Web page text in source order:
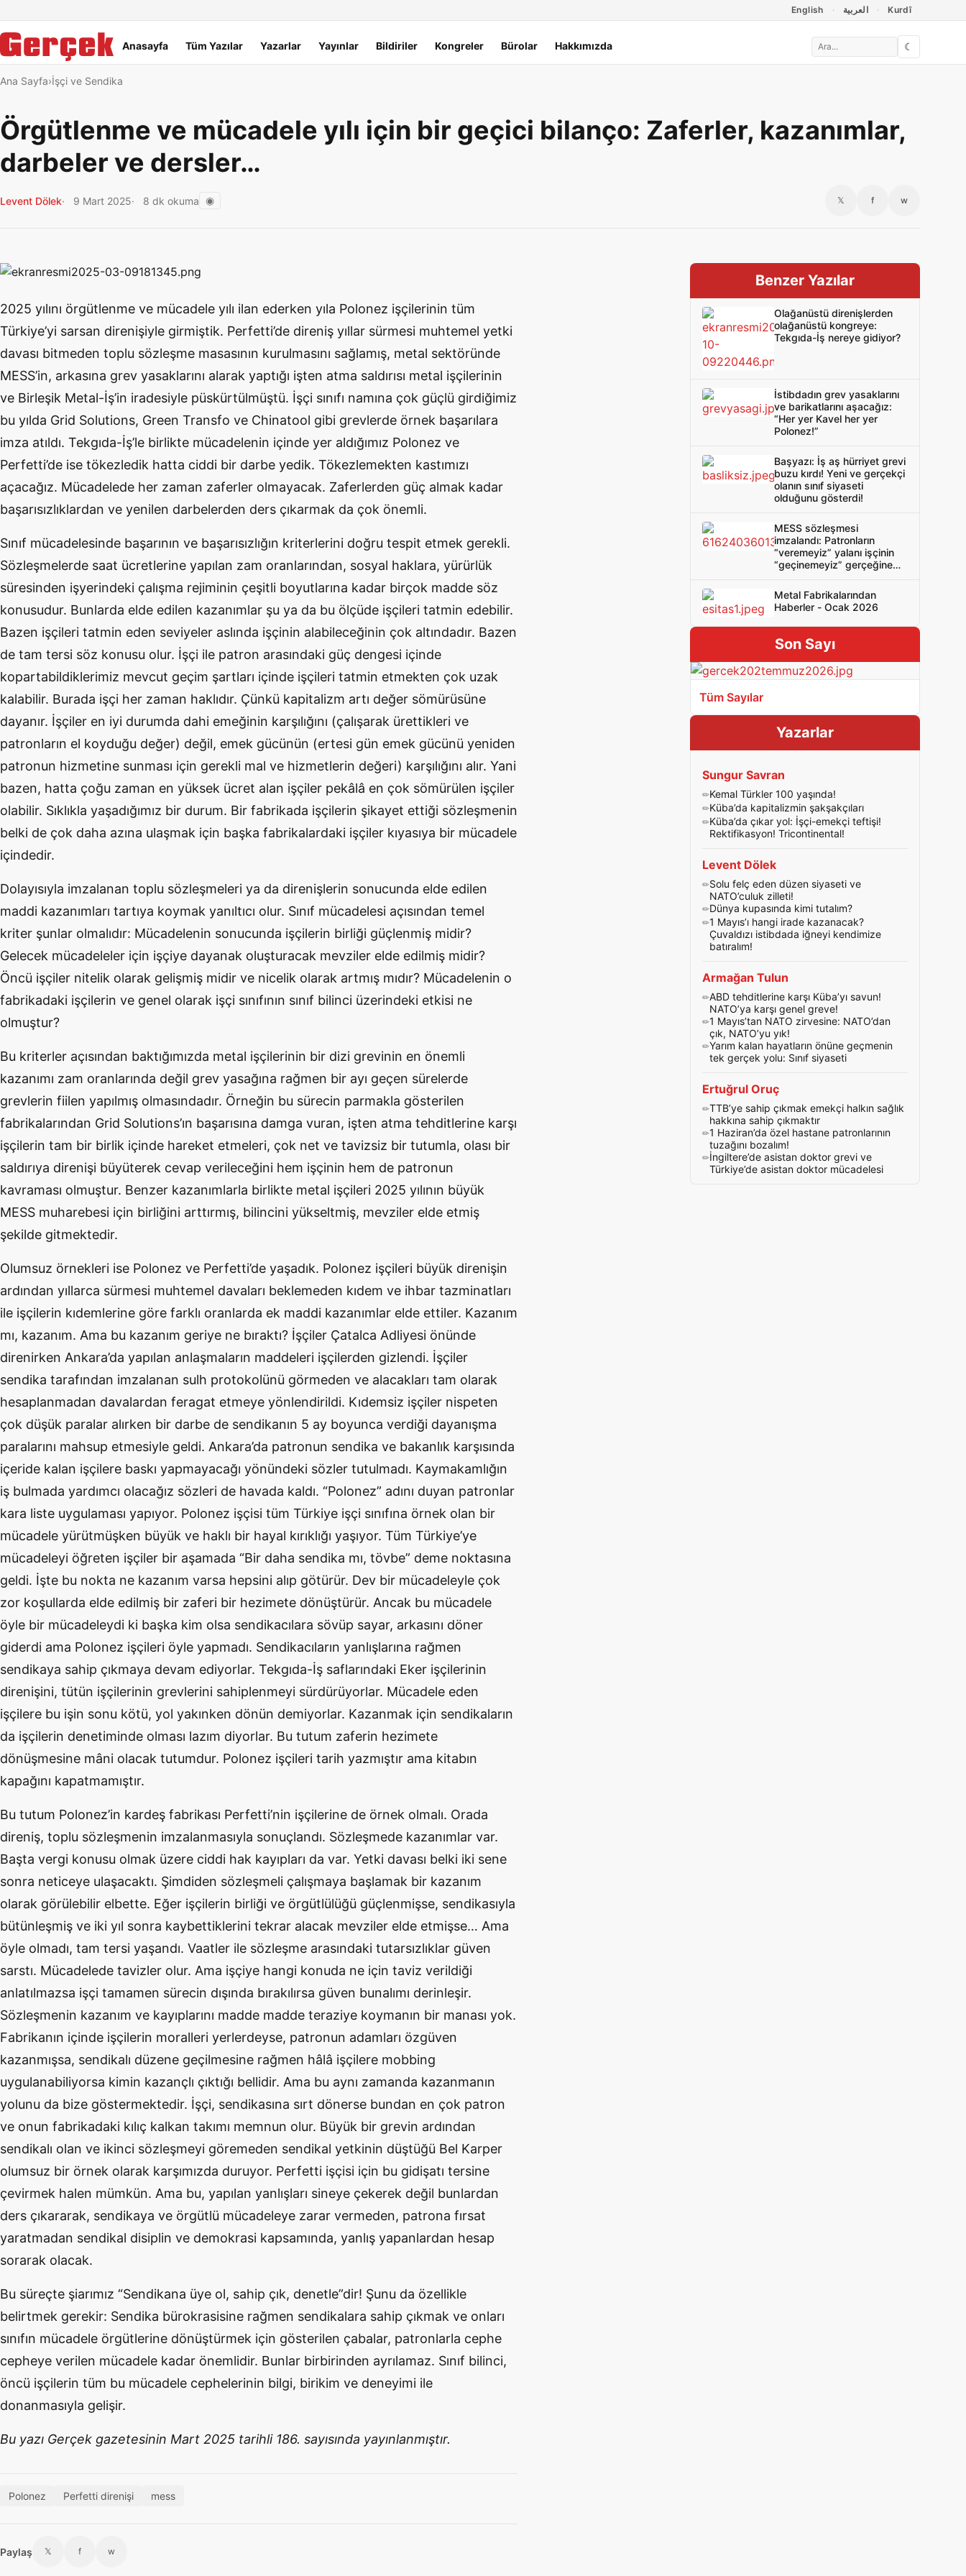
English العربية Kurdî
Ana menü
Anasayfa Tüm Yazılar Yazarlar Yayınlar Bildiriler Kongreler Bürolar Hakkımızda ☾
Ana Sayfa İşçi ve Sendika
Örgütlenme ve mücadele yılı için bir geçici bilanço: Zaferler, kazanımlar,
darbeler ve dersler…
Levent Dölek 9 Mart 2025 8 dk okuma ◉ 𝕏 f w
2025 yılını örgütlenme ve mücadele yılı ilan ederken yıla Polonez işçilerinin tüm
Türkiye’yi sarsan direnişiyle girmiştik. Perfetti’de direniş yıllar sürmesi muhtemel yetki
davası bitmeden toplu sözleşme masasının kurulmasını sağlamış, metal sektöründe
MESS’in, arkasına grev yasaklarını alarak yaptığı işten atma saldırısı metal işçilerinin
ve Birleşik Metal-İş’in iradesiyle püskürtülmüştü. İşçi sınıfı namına çok güçlü girdiğimiz
bu yılda Grid Solutions, Green Transfo ve Chinatool gibi grevlerde örnek başarılara
imza atıldı. Tekgıda-İş’le birlikte mücadelenin içinde yer aldığımız Polonez ve
Perfetti’de ise tökezledik hatta ciddi bir darbe yedik. Tökezlemekten kastımızı
açacağız. Mücadelede her zaman zaferler olmayacak. Zaferlerden güç almak kadar
başarısızlıklardan ve yenilen darbelerden ders çıkarmak da çok önemli.
Sınıf mücadelesinde başarının ve başarısızlığın kriterlerini doğru tespit etmek gerekli.
Sözleşmelerde saat ücretlerine yapılan zam oranlarından, sosyal haklara, yürürlük
süresinden işyerindeki çalışma rejiminin çeşitli boyutlarına kadar birçok madde söz
konusudur. Bunlarda elde edilen kazanımlar şu ya da bu ölçüde işçileri tatmin edebilir.
Bazen işçileri tatmin eden seviyeler aslında işçinin alabileceğinin çok altındadır. Bazen
de tam tersi söz konusu olur. İşçi ile patron arasındaki güç dengesi içinde
kopartabildiklerimiz mevcut geçim şartları içinde işçileri tatmin etmekten çok uzak
kalabilir. Burada işçi her zaman haklıdır. Çünkü kapitalizm artı değer sömürüsüne
dayanır. İşçiler en iyi durumda dahi emeğinin karşılığını (çalışarak ürettikleri ve
patronların el koyduğu değer) değil, emek gücünün (ertesi gün emek gücünü yeniden
patronun hizmetine sunması için gerekli mal ve hizmetlerin değeri) karşılığını alır. Yani
bazen, hatta çoğu zaman en yüksek ücret alan işçiler pekâlâ en çok sömürülen işçiler
olabilir. Sıklıkla yaşadığımız bir durum. Bir fabrikada işçilerin şikayet ettiği sözleşmenin
belki de çok daha azına ulaşmak için başka fabrikalardaki işçiler kıyasıya bir mücadele
içindedir.
Dolayısıyla imzalanan toplu sözleşmeleri ya da direnişlerin sonucunda elde edilen
maddi kazanımları tartıya koymak yanıltıcı olur. Sınıf mücadelesi açısından temel
kriter şunlar olmalıdır: Mücadelenin sonucunda işçilerin birliği güçlenmiş midir?
Gelecek mücadeleler için işçiye dayanak oluşturacak mevziler elde edilmiş midir?
Öncü işçiler nitelik olarak gelişmiş midir ve nicelik olarak artmış mıdır? Mücadelenin o
fabrikadaki işçilerin ve genel olarak işçi sınıfının sınıf bilinci üzerindeki etkisi ne
olmuştur?
Bu kriterler açısından baktığımızda metal işçilerinin bir dizi grevinin en önemli
kazanımı zam oranlarında değil grev yasağına rağmen bir ayı geçen sürelerde
grevlerin fiilen yapılmış olmasındadır. Örneğin bu sürecin parmakla gösterilen
fabrikalarından Grid Solutions’ın başarısına damga vuran, işten atma tehditlerine karşı
işçilerin tam bir birlik içinde hareket etmeleri, çok net ve tavizsiz bir tutumla, olası bir
saldırıya direnişi büyüterek cevap verileceğini hem işçinin hem de patronun
kavraması olmuştur. Benzer kazanımlarla birlikte metal işçileri 2025 yılının büyük
MESS muharebesi için birliğini arttırmış, bilincini yükseltmiş, mevziler elde etmiş
şekilde gitmektedir.
Olumsuz örnekleri ise Polonez ve Perfetti’de yaşadık. Polonez işçileri büyük direnişin
ardından yıllarca sürmesi muhtemel davaları beklemeden kıdem ve ihbar tazminatları
ile işçilerin kıdemlerine göre farklı oranlarda ek maddi kazanımlar elde ettiler. Kazanım
mı, kazanım. Ama bu kazanım geriye ne bıraktı? İşçiler Çatalca Adliyesi önünde
direnirken Ankara’da yapılan anlaşmaların maddeleri işçilerden gizlendi. İşçiler
sendika tarafından imzalanan sulh protokolünü görmeden ve alacakları tam olarak
hesaplanmadan davalardan feragat etmeye yönlendirildi. Kıdemsiz işçiler nispeten
çok düşük paralar alırken bir darbe de sendikanın 5 ay boyunca verdiği dayanışma
paralarını mahsup etmesiyle geldi. Ankara’da patronun sendika ve bakanlık karşısında
içeride kalan işçilere baskı yapmayacağı yönündeki sözler tutulmadı. Kaymakamlığın
iş bulmada yardımcı olacağız sözleri de havada kaldı. “Polonez” adını duyan patronlar
kara liste uygulaması yapıyor. Polonez işçisi tüm Türkiye işçi sınıfına örnek olan bir
mücadele yürütmüşken büyük ve haklı bir hayal kırıklığı yaşıyor. Tüm Türkiye’ye
mücadeleyi öğreten işçiler bir aşamada “Bir daha sendika mı, tövbe” deme noktasına
geldi. İşte bu nokta ne kazanım varsa hepsini alıp götürür. Dev bir mücadeleyle çok
zor koşullarda elde edilmiş bir zaferi bir hezimete dönüştürür. Ancak bu mücadele
öyle bir mücadeleydi ki başka kim olsa sendikacılara sövüp sayar, arkasını döner
giderdi ama Polonez işçileri öyle yapmadı. Sendikacıların yanlışlarına rağmen
sendikaya sahip çıkmaya devam ediyorlar. Tekgıda-İş saflarındaki Eker işçilerinin
direnişini, tütün işçilerinin grevlerini sahiplenmeyi sürdürüyorlar. Mücadele eden
işçilere bu işin sonu kötü, yol yakınken dönün demiyorlar. Kazanmak için sendikaların
da işçilerin denetiminde olması lazım diyorlar. Bu tutum zaferin hezimete
dönüşmesine mâni olacak tutumdur. Polonez işçileri tarih yazmıştır ama kitabın
kapağını kapatmamıştır.
Bu tutum Polonez’in kardeş fabrikası Perfetti’nin işçilerine de örnek olmalı. Orada
direniş, toplu sözleşmenin imzalanmasıyla sonuçlandı. Sözleşmede kazanımlar var.
Başta vergi konusu olmak üzere ciddi hak kayıpları da var. Yetki davası belki iki sene
sonra neticeye ulaşacaktı. Şimdiden sözleşmeli çalışmaya başlamak bir kazanım
olarak görülebilir elbette. Eğer işçilerin birliği ve örgütlülüğü güçlenmişse, sendikasıyla
bütünleşmiş ve iki yıl sonra kaybettiklerini tekrar alacak mevziler elde etmişse… Ama
öyle olmadı, tam tersi yaşandı. Vaatler ile sözleşme arasındaki tutarsızlıklar güven
sarstı. Mücadelede tavizler olur. Ama işçiye hangi konuda ne için taviz verildiği
anlatılmazsa işçi tamamen sürecin dışında bırakılırsa güven bunalımı derinleşir.
Sözleşmenin kazanım ve kayıplarını madde madde teraziye koymanın bir manası yok.
Fabrikanın içinde işçilerin moralleri yerlerdeyse, patronun adamları özgüven
kazanmışsa, sendikalı düzene geçilmesine rağmen hâlâ işçilere mobbing
uygulanabiliyorsa kimin kazançlı çıktığı bellidir. Ama bu aynı zamanda kazanmanın
yolunu da bize göstermektedir. İşçi, sendikasına sırt dönerse bundan en çok patron
ve onun fabrikadaki kılıç kalkan takımı memnun olur. Büyük bir grevin ardından
sendikalı olan ve ikinci sözleşmeyi göremeden sendikal yetkinin düştüğü Bel Karper
olumsuz bir örnek olarak karşımızda duruyor. Perfetti işçisi için bu gidişatı tersine
çevirmek halen mümkün. Ama bu, yapılan yanlışları sineye çekerek değil bunlardan
ders çıkararak, sendikaya ve örgütlü mücadeleye zarar vermeden, patrona fırsat
yaratmadan sendikal disiplin ve demokrasi kapsamında, yanlış yapanlardan hesap
sorarak olacak.
Bu süreçte şiarımız “Sendikana üye ol, sahip çık, denetle”dir! Şunu da özellikle
belirtmek gerekir: Sendika bürokrasisine rağmen sendikalara sahip çıkmak ve onları
sınıfın mücadele örgütlerine dönüştürmek için gösterilen çabalar, patronlarla cephe
cepheye verilen mücadele kadar önemlidir. Bunlar birbirinden ayrılamaz. Sınıf bilinci,
öncü işçilerin tüm bu mücadele cephelerinin bilgi, birikim ve deneyimi ile
donanmasıyla gelişir.
Bu yazı Gerçek gazetesinin Mart 2025 tarihli 186. sayısında yayınlanmıştır.
Polonez Perfetti direnişi mess
Paylaş 𝕏 f w
Benzer Yazılar
Olağanüstü direnişlerden
olağanüstü kongreye:
Tekgıda-İş nereye gidiyor?
İstibdadın grev yasaklarını
ve barikatlarını aşacağız:
“Her yer Kavel her yer
Polonez!”
Başyazı: İş aş hürriyet grevi
buzu kırdı! Yeni ve gerçekçi
olanın sınıf siyaseti
olduğunu gösterdi!
MESS sözleşmesi
imzalandı: Patronların
“veremeyiz” yalanı işçinin
“geçinemeyiz” gerçeğine
Metal Fabrikalarından
Haberler - Ocak 2026
Son Sayı
Tüm Sayılar
Yazarlar
Sungur Savran
Kemal Türkler 100 yaşında!
Küba’da kapitalizmin şakşakçıları
Küba’da çıkar yol: İşçi-emekçi teftişi!
Rektifikasyon! Tricontinental!
Levent Dölek
Solu felç eden düzen siyaseti ve
NATO’culuk zilleti!
Dünya kupasında kimi tutalım?
1 Mayıs’ı hangi irade kazanacak?
Çuvaldızı istibdada iğneyi kendimize
batıralım!
Armağan Tulun
ABD tehditlerine karşı Küba’yı savun!
NATO’ya karşı genel greve!
1 Mayıs’tan NATO zirvesine: NATO’dan
çık, NATO’yu yık!
Yarım kalan hayatların önüne geçmenin
tek gerçek yolu: Sınıf siyaseti
Ertuğrul Oruç
TTB’ye sahip çıkmak emekçi halkın sağlık
hakkına sahip çıkmaktır
1 Haziran’da özel hastane patronlarının
tuzağını bozalım!
İngiltere’de asistan doktor grevi ve
Türkiye’de asistan doktor mücadelesi